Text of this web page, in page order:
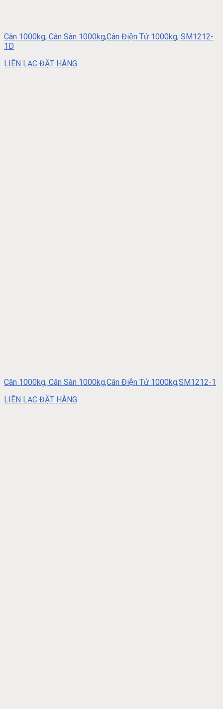
Cân 1000kg, Cân Sàn 1000kg,Cân Điện Tử 1000kg, SM1212-
1D
LIÊN LẠC ĐẶT HÀNG
Cân 1000kg, Cân Sàn 1000kg,Cân Điện Tử 1000kg,SM1212-1
LIÊN LẠC ĐẶT HÀNG